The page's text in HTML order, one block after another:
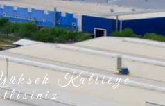
Kaliteye